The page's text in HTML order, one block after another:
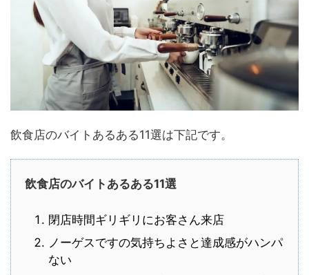
飲食店のバイトあるある11選は下記です。
飲食店のバイトあるある11選
閉店時間ギリギリにお客さん来店
ノーゲスですの気持ちよさと達成感がハンパ
ない